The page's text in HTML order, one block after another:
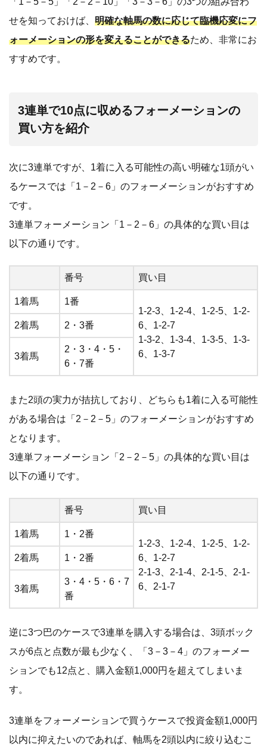
せを知っておけば、 明確な軸馬の数に応じて臨機応変にフ
ォーメーションの形を変えることができるため、非常にお
すすめです。
3連単で10点に収めるフォーメーションの
買い方を紹介
次に3連単ですが、1着に入る可能性の高い明確な1頭がい
るケースでは「1－2－6」のフォーメーションがおすすめ
です。
3連単フォーメーション「1－2－6」の具体的な買い目は
以下の通りです。
番号 買い目
1着馬
1番
1-2-3、1-2-4、1-2-5、1-2-
6、1-2-7
1-3-2、1-3-4、1-3-5、1-3-
6、1-3-7
2着馬 2・3番
3着馬
2・3・4・5・
6・7番
また2頭の実力が拮抗しており、どちらも1着に入る可能性
がある場合は「2－2－5」のフォーメーションがおすすめ
となります。
3連単フォーメーション「2－2－5」の具体的な買い目は
以下の通りです。
番号 買い目
1着馬
1・2番
1-2-3、1-2-4、1-2-5、1-2-
6、1-2-7
2-1-3、2-1-4、2-1-5、2-1-
6、2-1-7
2着馬 1・2番
3着馬
3・4・5・6・7
番
逆に3つ巴のケースで3連単を購入する場合は、3頭ボック
スが6点と点数が最も少なく、「3－3－4」のフォーメー
ションでも12点と、購入金額1,000円を超えてしまいま
す。
3連単をフォーメーションで買うケースで投資金額1,000円
以内に抑えたいのであれば、軸馬を2頭以内に絞り込むこ